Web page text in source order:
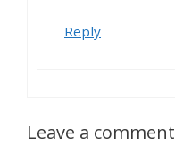
Reply
Leave a comment